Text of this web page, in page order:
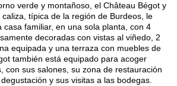
verde y montañoso, el Château Bégot y
típica de la región de Burdeos, le
casa familiar, en una sola planta, con 4
decoradas con vistas al viñedo, 2
equipada y una terraza con muebles de
también está equipado para acoger
con sus salones, su zona de restauración
y sus visitas a las bodegas.